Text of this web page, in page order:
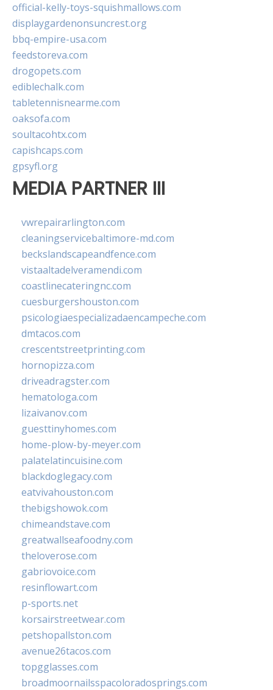
official-kelly-toys-squishmallows.com
displaygardenonsuncrest.org
bbq-empire-usa.com
feedstoreva.com
drogopets.com
ediblechalk.com
tabletennisnearme.com
oaksofa.com
soultacohtx.com
capishcaps.com
gpsyfl.org
MEDIA PARTNER III
vwrepairarlington.com
cleaningservicebaltimore-md.com
beckslandscapeandfence.com
vistaaltadelveramendi.com
coastlinecateringnc.com
cuesburgershouston.com
psicologiaespecializadaencampeche.com
dmtacos.com
crescentstreetprinting.com
hornopizza.com
driveadragster.com
hematologa.com
lizaivanov.com
guesttinyhomes.com
home-plow-by-meyer.com
palatelatincuisine.com
blackdoglegacy.com
eatvivahouston.com
thebigshowok.com
chimeandstave.com
greatwallseafoodny.com
theloverose.com
gabriovoice.com
resinflowart.com
p-sports.net
korsairstreetwear.com
petshopallston.com
avenue26tacos.com
topgglasses.com
broadmoornailsspacoloradosprings.com